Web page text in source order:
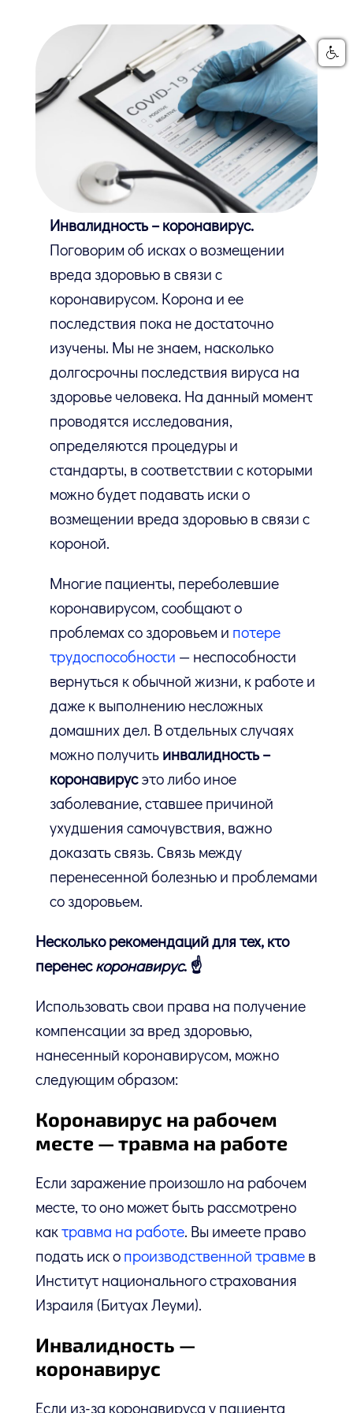
Инвалидность – коронавирус.
Поговорим об исках о возмещении
вреда здоровью в связи с
коронавирусом. Корона и ее
последствия пока не достаточно
изучены. Мы не знаем, насколько
долгосрочны последствия вируса на
здоровье человека. На данный момент
проводятся исследования,
определяются процедуры и
стандарты, в соответствии с которыми
можно будет подавать иски о
возмещении вреда здоровью в связи с
короной.
Многие пациенты, переболевшие
коронавирусом, сообщают о
проблемах со здоровьем и потере
трудоспособности — неспособности
вернуться к обычной жизни, к работе и
даже к выполнению несложных
домашних дел. В отдельных случаях
можно получитьинвалидность –
коронавирусэто либо иное
заболевание, ставшее причиной
ухудшения самочувствия, важно
доказать связь. Связь между
перенесенной болезнью и проблемами
со здоровьем.
Несколько рекомендаций для тех, кто
перенескоронавирус. ☝️
Использовать свои права на получение
компенсации за вред здоровью,
нанесенный коронавирусом, можно
следующим образом:
Коронавирус на рабочем
месте — травма на работе
Если заражение произошло на рабочем
месте, то оно может быть рассмотрено
кактравма на работе. Вы имеете право
подать иск опроизводственной травмев
Институт национального страхования
Израиля (Битуах Леуми).
Инвалидность —
коронавирус
Если из-за коронавируса у пациента